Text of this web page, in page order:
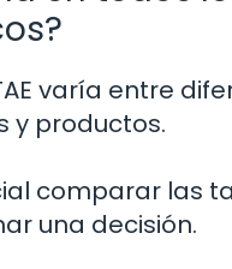
varía entre
y productos.
comparar las
una decisión.